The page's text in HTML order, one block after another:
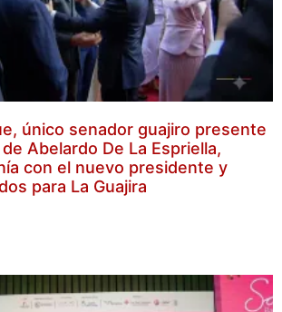
único senador guajiro presente
Abelardo De La Espriella,
con el nuevo presidente y
para La Guajira